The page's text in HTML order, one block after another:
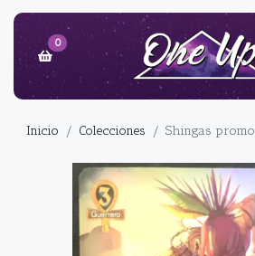
0
Inicio Colecciones Shingas promo